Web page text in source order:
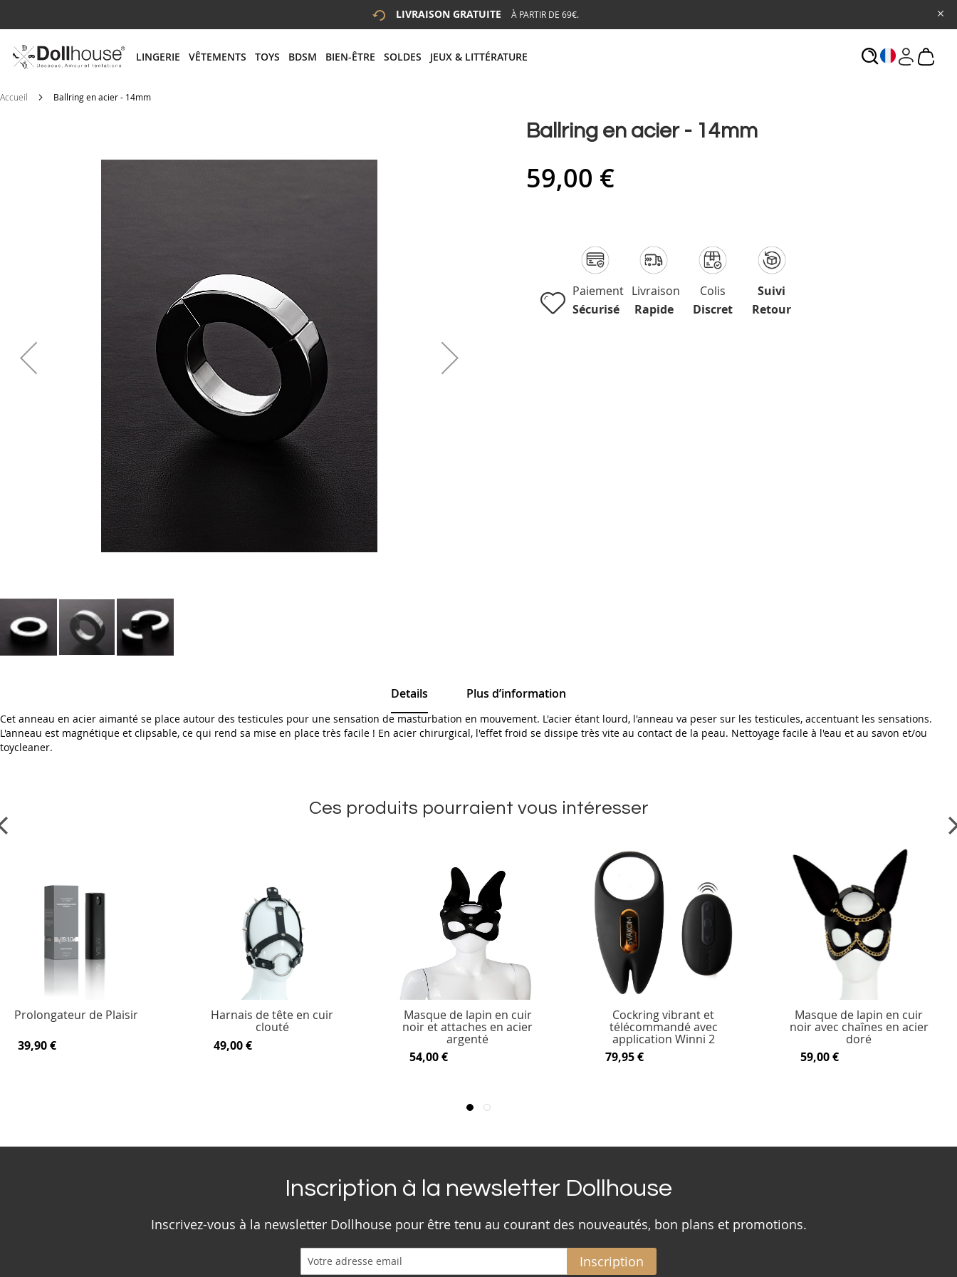
LIVRAISON GRATUITE À PARTIR DE 69€.
LINGERIE VÊTEMENTS TOYS BDSM BIEN-ÊTRE SOLDES JEUX & LITTÉRATURE
# ENTREZ AU MOINS 3 CARACTÈRES POUR LANCER LA RECHERCHE
Accueil Ballring en acier - 14mm
of
the
images
Ballring en acier - 14mm
59,00 €
Paiement
Sécurisé
Livraison
Rapide
Colis
Discret
Suivi
Retour
Details
Cet anneau en acier aimanté se place autour des testicules pour une sensation de masturbation en mouvement. L'acier étant lourd, l'anneau va peser sur les testicules, accentuant les sensations.
L'anneau est magnétique et clipsable, ce qui rend sa mise en place très facile ! En acier chirurgical, l'effet froid se dissipe très vite au contact de la peau. Nettoyage facile à l'eau et au savon et/ou
toycleaner.
Plus d’information
Ces produits pourraient vous intéresser
Prolongateur de Plaisir
39,90 €
Harnais de tête en cuir
clouté
49,00 €
Masque de lapin en cuir
noir et attaches en acier
argenté
54,00 €
Cockring vibrant et
télécommandé avec
application Winni 2
79,95 €
Masque de lapin en cuir
noir avec chaînes en acier
doré
59,00 €
Inscription à la newsletter Dollhouse
Inscrivez-vous à la newsletter Dollhouse pour être tenu au courant des nouveautés, bon plans et promotions.
Inscription